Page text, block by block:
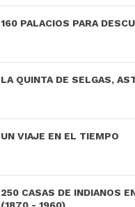
160 PALACIOS PARA
LA QUINTA DE SELGAS,
UN VIAJE EN EL TIEMPO
250 CASAS DE INDIANOS